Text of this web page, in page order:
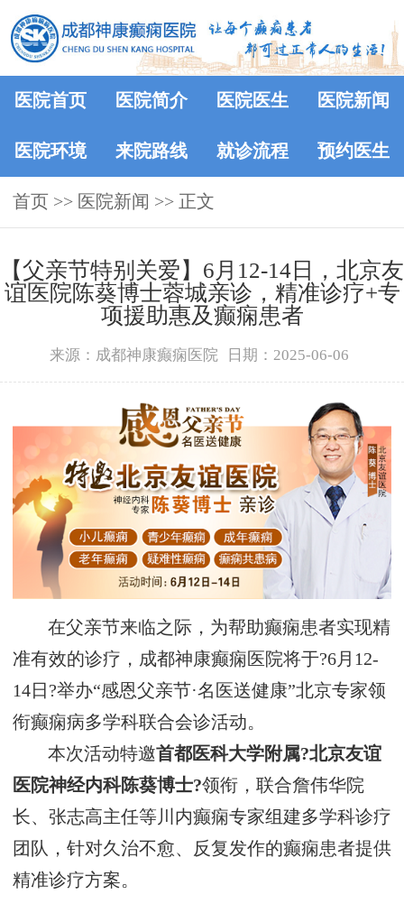
医院首页 医院简介 医院医生 医院新闻
医院环境 来院路线 就诊流程 预约医生
首页 >> 医院新闻 >> 正文
【父亲节特别关爱】6月12-14日，北京友
谊医院陈葵博士蓉城亲诊，精准诊疗+专
项援助惠及癫痫患者
来源：成都神康癫痫医院 日期：2025-06-06
在父亲节来临之际，为帮助癫痫患者实现精
准有效的诊疗，成都神康癫痫医院将于?6月12-
14日?举办“感恩父亲节·名医送健康”北京专家领
衔癫痫病多学科联合会诊活动。
本次活动特邀首都医科大学附属?北京友谊
医院神经内科陈葵博士?领衔，联合詹伟华院
长、张志高主任等川内癫痫专家组建多学科诊疗
团队，针对久治不愈、反复发作的癫痫患者提供
精准诊疗方案。